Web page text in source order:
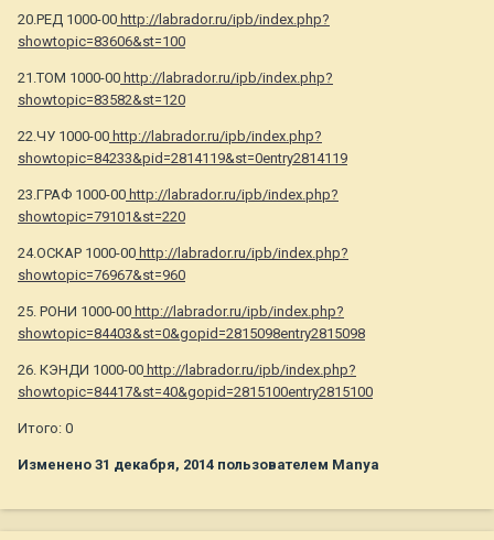
20.РЕД 1000-00 http://labrador.ru/ipb/index.php?
showtopic=83606&st=100
21.ТОМ 1000-00 http://labrador.ru/ipb/index.php?
showtopic=83582&st=120
22.ЧУ 1000-00 http://labrador.ru/ipb/index.php?
showtopic=84233&pid=2814119&st=0entry2814119
23.ГРАФ 1000-00 http://labrador.ru/ipb/index.php?
showtopic=79101&st=220
24.ОСКАР 1000-00 http://labrador.ru/ipb/index.php?
showtopic=76967&st=960
25. РОНИ 1000-00 http://labrador.ru/ipb/index.php?
showtopic=84403&st=0&gopid=2815098entry2815098
26. КЭНДИ 1000-00 http://labrador.ru/ipb/index.php?
showtopic=84417&st=40&gopid=2815100entry2815100
Итого: 0
Изменено 31 декабря, 2014 пользователем Manya